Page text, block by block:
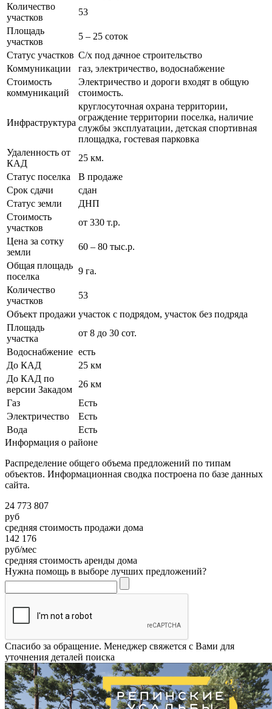
Количество
участков
53
Площадь
участков
5 – 25 соток
Статус участков С/х под дачное строительство
Коммуникации
газ, электричество, водоснабжение
Стоимость
коммуникаций
Электричество и дороги входят в общую
стоимость.
Инфраструктура
круглосуточная охрана территории,
ограждение территории поселка, наличие
службы эксплуатации, детская спортивная
площадка, гостевая парковка
Удаленность от
КАД
25 км.
Статус поселка
В продаже
Срок сдачи
сдан
Статус земли
ДНП
Стоимость
участков
от 330 т.р.
Цена за сотку
земли
60 – 80 тыс.р.
Общая площадь
поселка
9 га.
Количество
участков
53
Объект продажи участок с подрядом, участок без подряда
Площадь
участка
от 8 до 30 сот.
Водоснабжение есть
До КАД
25 км
До КАД по
версии Закадом
26 км
Газ
Есть
Электричество
Есть
Вода
Есть
Информация о районе
Распределение общего объема предложений по типам
объектов. Информационная сводка построена по базе данных
сайта.
24 773 807
руб
средняя стоимость продажи дома
142 176
руб/мес
средняя стоимость аренды дома
Нужна помощь в выборе лучших предложений?
Спасибо за обращение. Менеджер свяжется с Вами для
уточнения деталей поиска